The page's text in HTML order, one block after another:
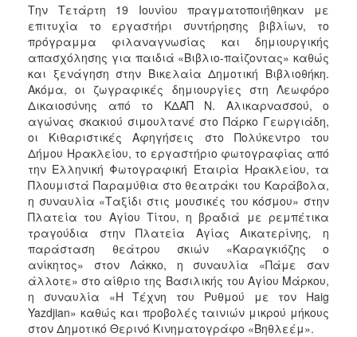
ΔΗΜΟΤΗΣ
ΕΠΙΣΚΕΠΤΗΣ
ΗΡΑΚΛΕΙΟ
Την Τετάρτη 19 Ιουνίου πραγματοποιήθηκαν με
επιτυχία το εργαστήρι συντήρησης βιβλίων, το
πρόγραμμα φιλαναγνωσίας και δημιουργικής
απασχόλησης για παιδιά «Βιβλιο-παίζοντας» καθώς
και ξενάγηση στην Βικελαία Δημοτική Βιβλιοθήκη.
Ακόμα, οι ζωγραφικές δημιουργίες στη Λεωφόρο
Δικαιοσύνης από το ΚΔΑΠ Ν. Αλικαρνασσού, ο
αγώνας σκακιού σιμουλτανέ στο Πάρκο Γεωργιάδη,
οι Κιθαριστικές Αφηγήσεις στο Πολύκεντρο του
Δήμου Ηρακλείου, το εργαστήριο φωτογραφίας από
την Ελληνική Φωτογραφική Εταιρία Ηρακλείου, τα
Πλουμιστά Παραμύθια στο θεατράκι του Καράβολα,
η συναυλία «Ταξίδι στις μουσικές του κόσμου» στην
Πλατεία του Αγίου Τίτου, η βραδιά με ρεμπέτικα
τραγούδια στην Πλατεία Αγίας Αικατερίνης,
η
παράσταση θεάτρου σκιών «Καραγκιόζης ο
ανίκητος» στον Λάκκο, η συναυλία «Πάμε σαν
άλλοτε» στο αίθριο της Βασιλικής του Αγίου Μάρκου,
η συναυλία «Η Τέχνη του Ρυθμού με τον Haig
Yazdjian» καθώς και προβολές ταινιών μικρού μήκους
στον Δημοτικό Θερινό Κινηματογράφο «Βηθλεέμ».